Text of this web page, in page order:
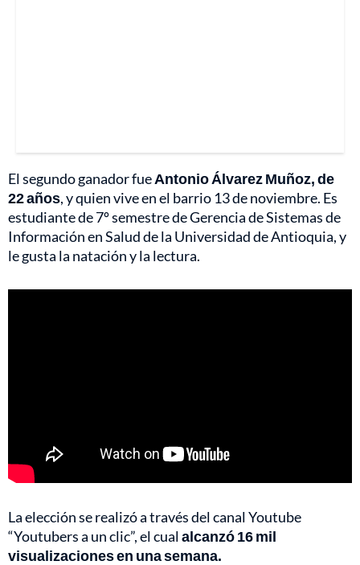
El segundo ganador fueAntonio Álvarez Muñoz, de
22 años, y quien vive en el barrio 13 de noviembre. Es
estudiante de 7º semestre de Gerencia de Sistemas de
Información en Salud de la Universidad de Antioquia, y
le gusta la natación y la lectura.
La elección se realizó a través del canal Youtube
“Youtubers a un clic”, el cualalcanzó 16 mil
visualizaciones en una semana.